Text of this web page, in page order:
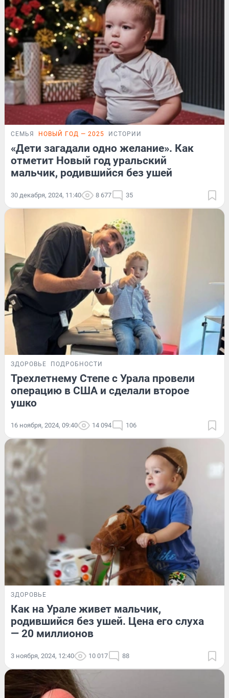
СЕМЬЯ НОВЫЙ ГОД — 2025 ИСТОРИИ
«Дети загадали одно желание». Как
отметит Новый год уральский
мальчик, родившийся без ушей
30 декабря, 2024, 11:40 8 677 35
ЗДОРОВЬЕ ПОДРОБНОСТИ
Трехлетнему Степе с Урала провели
операцию в США и сделали второе
ушко
16 ноября, 2024, 09:40 14 094 106
ЗДОРОВЬЕ
Как на Урале живет мальчик,
родившийся без ушей. Цена его слуха
— 20 миллионов
3 ноября, 2024, 12:40 10 017 88